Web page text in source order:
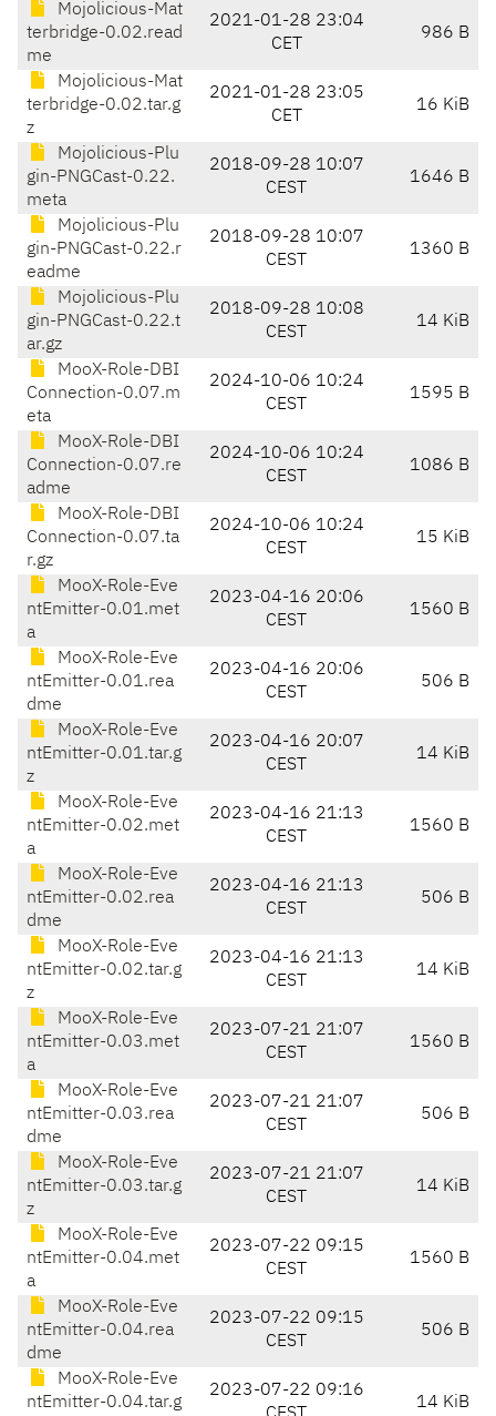
Mojolicious-Mat
terbridge-0.02.read
me
2021-01-28 23:04
CET
986 B
Mojolicious-Mat
terbridge-0.02.tar.g
z
2021-01-28 23:05
CET
16 KiB
Mojolicious-Plu
gin-PNGCast-0.22.
meta
2018-09-28 10:07
CEST
1646 B
Mojolicious-Plu
gin-PNGCast-0.22.r
eadme
2018-09-28 10:07
CEST
1360 B
Mojolicious-Plu
gin-PNGCast-0.22.t
ar.gz
2018-09-28 10:08
CEST
14 KiB
MooX-Role-DBI
Connection-0.07.m
eta
2024-10-06 10:24
CEST
1595 B
MooX-Role-DBI
Connection-0.07.re
adme
2024-10-06 10:24
CEST
1086 B
MooX-Role-DBI
Connection-0.07.ta
r.gz
2024-10-06 10:24
CEST
15 KiB
MooX-Role-Eve
ntEmitter-0.01.met
a
2023-04-16 20:06
CEST
1560 B
MooX-Role-Eve
ntEmitter-0.01.rea
dme
2023-04-16 20:06
CEST
506 B
MooX-Role-Eve
ntEmitter-0.01.tar.g
z
2023-04-16 20:07
CEST
14 KiB
MooX-Role-Eve
ntEmitter-0.02.met
a
2023-04-16 21:13
CEST
1560 B
MooX-Role-Eve
ntEmitter-0.02.rea
dme
2023-04-16 21:13
CEST
506 B
MooX-Role-Eve
ntEmitter-0.02.tar.g
z
2023-04-16 21:13
CEST
14 KiB
MooX-Role-Eve
ntEmitter-0.03.met
a
2023-07-21 21:07
CEST
1560 B
MooX-Role-Eve
ntEmitter-0.03.rea
dme
2023-07-21 21:07
CEST
506 B
MooX-Role-Eve
ntEmitter-0.03.tar.g
z
2023-07-21 21:07
CEST
14 KiB
MooX-Role-Eve
ntEmitter-0.04.met
a
2023-07-22 09:15
CEST
1560 B
MooX-Role-Eve
ntEmitter-0.04.rea
dme
2023-07-22 09:15
CEST
506 B
MooX-Role-Eve
ntEmitter-0.04.tar.g
2023-07-22 09:16
14 KiB